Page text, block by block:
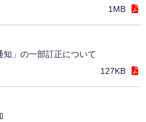
1MB
知」の一部訂正について
127KB